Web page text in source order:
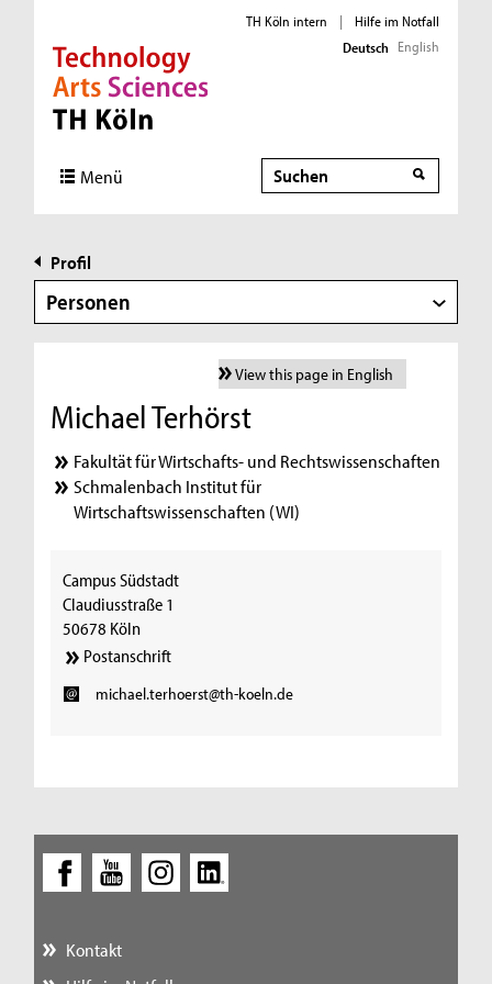
Direkt zur Hauptnavigation
Direkt zur Subnavigation
Direkt zum Inhalt
Direkt zum Fußbereich
TH Köln intern |
Hilfe im Notfall
Deutsch English
Menü Suche
Profil
Personen
View this page in English
Michael Terhörst
Fakultät für Wirtschafts- und Rechtswissenschaften
Schmalenbach Institut für
Wirtschaftswissenschaften (WI)
Campus Südstadt
Claudiusstraße 1
50678 Köln
Postanschrift
michael.terhoerst@th-koeln.de
Kontakt